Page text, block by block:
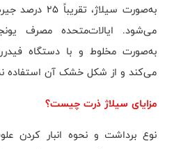
به‌صورت سیلاژ،
می‌شود. ایالات‌متحده مصرف
به‌صورت مخلوط و با دستگاه
می‌کند و از شکل خشک آن استفاده
مزایای سیلاژ ذرت چیست؟
نوع برداشت و نحوه انبار کردن